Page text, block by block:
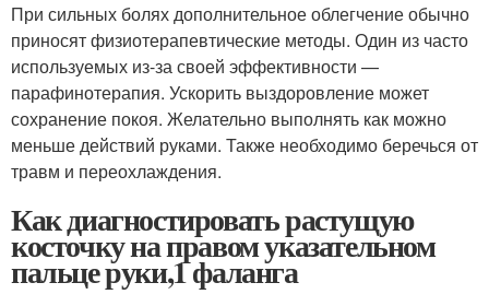
При сильных болях дополнительное облегчение обычно
приносят физиотерапевтические методы. Один из часто
используемых из-за своей эффективности —
парафинотерапия. Ускорить выздоровление может
сохранение покоя. Желательно выполнять как можно
меньше действий руками. Также необходимо беречься от
травм и переохлаждения.
Как диагностировать растущую
косточку на правом указательном
пальце руки,1 фаланга